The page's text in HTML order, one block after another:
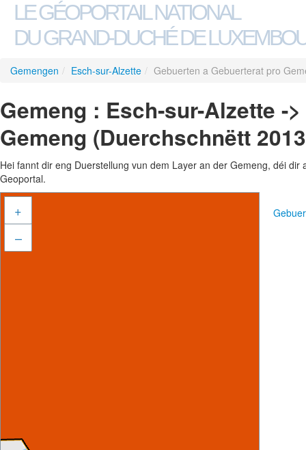
LE GÉOPORTAIL NATIONAL
DU GRAND-DUCHÉ DE
Gemengen / Esch-sur-Alzette / Gebuerten a Gebuerterat pro
Gemeng : Esch-sur-Alzette -
Gemeng (Duerchschnëtt
Hei fannt dir eng Duerstellung vun dem Layer an der Gemeng, déi
Geoportal.
+
–